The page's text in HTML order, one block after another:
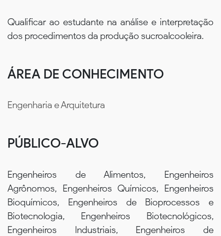
Qualificar ao estudante na análise e interpretação
dos procedimentos da produção sucroalcooleira.
ÁREA DE CONHECIMENTO
Engenharia e Arquitetura
PÚBLICO-ALVO
Engenheiros de Alimentos, Engenheiros
Agrônomos, Engenheiros Químicos, Engenheiros
Bioquímicos, Engenheiros de Bioprocessos e
Biotecnologia, Engenheiros Biotecnológicos,
Engenheiros Industriais, Engenheiros de